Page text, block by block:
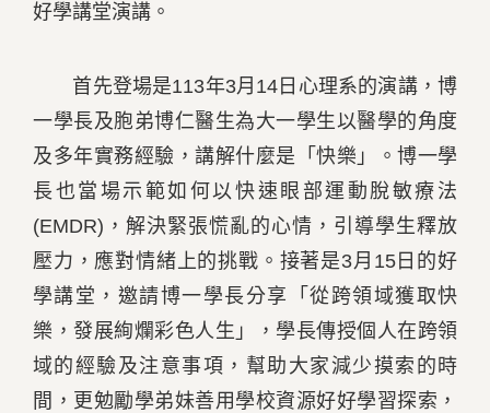
好學講堂演講。
首先登場是113年3月14日心理系的演講，博
一學長及胞弟博仁醫生為大一學生以醫學的角度
及多年實務經驗，講解什麼是「快樂」。博一學
長也當場示範如何以快速眼部運動脫敏療法
(EMDR)，解決緊張慌亂的心情，引導學生釋放
壓力，應對情緒上的挑戰。接著是3月15日的好
學講堂，邀請博一學長分享「從跨領域獲取快
樂，發展絢爛彩色人生」，學長傳授個人在跨領
域的經驗及注意事項，幫助大家減少摸索的時
間，更勉勵學弟妹善用學校資源好好學習探索，